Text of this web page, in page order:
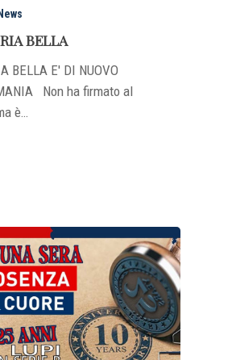
News
BELLA
BELLA E' DI NUOVO
Non ha firmato al
è…